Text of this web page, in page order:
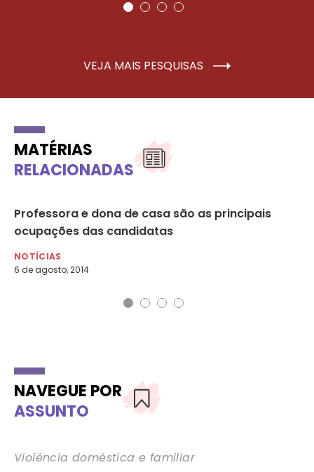
VEJA MAIS PESQUISAS
MATÉRIAS
RELACIONADAS
Professora e dona de casa são as principais
ocupações das candidatas
NOTÍCIAS
6 de agosto, 2014
NAVEGUE POR
ASSUNTO
Violência doméstica e familiar